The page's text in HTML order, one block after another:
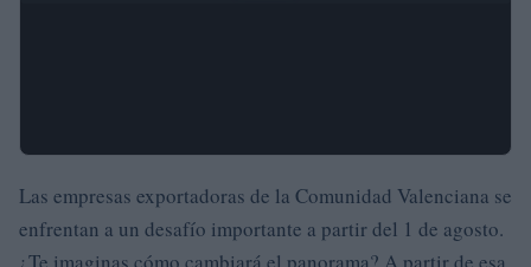
Las empresas exportadoras de la Comunidad Valenciana se
enfrentan a un desafío importante a partir del 1 de agosto.